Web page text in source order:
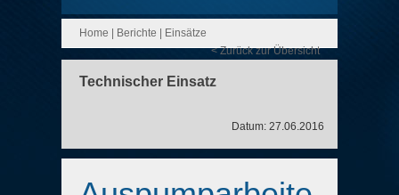
Home Berichte
Einsätze
< Zurück zur Übersicht
Technischer Einsatz
Datum: 27.06.2016